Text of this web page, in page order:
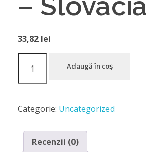
33,82 lei
Adaugă în coș
Categorie: Uncategorized
Recenzii (0)